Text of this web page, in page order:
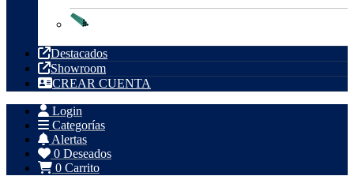
Destacados
Showroom
CREAR CUENTA
Login
Categorías
Alertas
0 Deseados
0 Carrito